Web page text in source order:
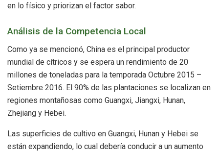
en lo físico y priorizan el factor sabor.
Análisis de la Competencia Local
Como ya se mencionó, China es el principal productor
mundial de cítricos y se espera un rendimiento de 20
millones de toneladas para la temporada Octubre 2015 –
Setiembre 2016. El 90% de las plantaciones se localizan en
regiones montañosas como Guangxi, Jiangxi, Hunan,
Zhejiang y Hebei.
Las superficies de cultivo en Guangxi, Hunan y Hebei se
están expandiendo, lo cual debería conducir a un aumento